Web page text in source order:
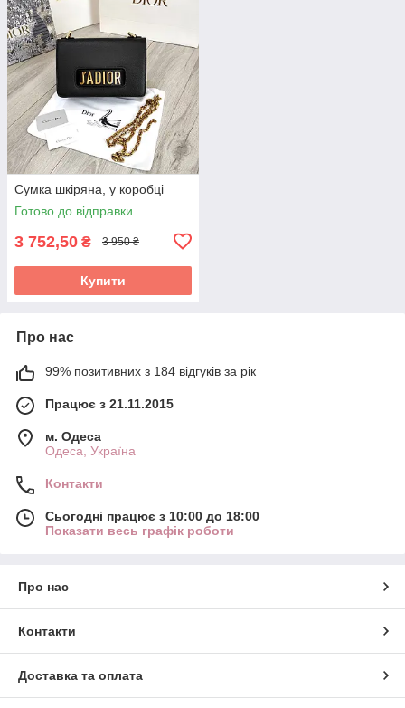
Сумка шкіряна, у коробці
Готово до відправки
3 752,50 ₴ 3 950 ₴
Купити
Про нас
99% позитивних з 184 відгуків за рік
Працює з 21.11.2015
м. Одеса
Одеса, Україна
Контакти
Сьогодні працює з 10:00 до 18:00
Показати весь графік роботи
Про нас
Контакти
Доставка та оплата